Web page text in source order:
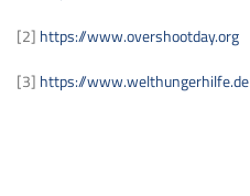
[2] https://www.overshootday.org
[3] https://www.welthungerhilfe.de